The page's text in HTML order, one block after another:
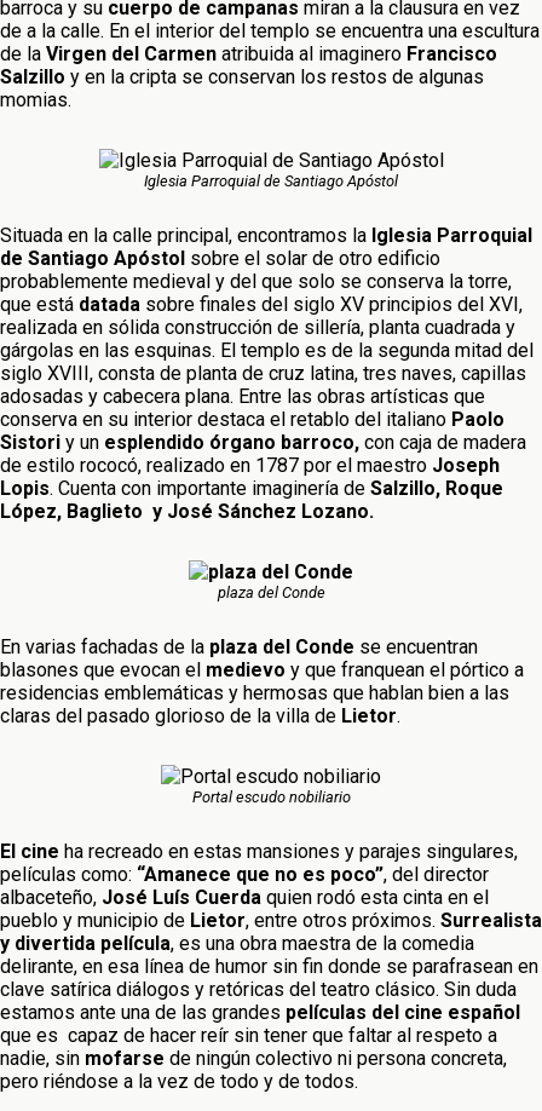
barroca y su cuerpo de campanas miran a la clausura en vez
de a la calle. En el interior del templo se encuentra una escultura
de la Virgen del Carmen atribuida al imaginero Francisco
Salzillo y en la cripta se conservan los restos de algunas
momias.
Iglesia Parroquial de Santiago Apóstol
Situada en la calle principal, encontramos la Iglesia Parroquial
de Santiago Apóstol sobre el solar de otro edificio
probablemente medieval y del que solo se conserva la torre,
que está datada sobre finales del siglo XV principios del XVI,
realizada en sólida construcción de sillería, planta cuadrada y
gárgolas en las esquinas. El templo es de la segunda mitad del
siglo XVIII, consta de planta de cruz latina, tres naves, capillas
adosadas y cabecera plana. Entre las obras artísticas que
conserva en su interior destaca el retablo del italiano Paolo
Sistori y un esplendido órgano barroco, con caja de madera
de estilo rococó, realizado en 1787 por el maestro Joseph
Lopis. Cuenta con importante imaginería de Salzillo, Roque
López, Baglieto y José Sánchez Lozano.
plaza del Conde
En varias fachadas de la plaza del Conde se encuentran
blasones que evocan el medievo y que franquean el pórtico a
residencias emblemáticas y hermosas que hablan bien a las
claras del pasado glorioso de la villa de Lietor.
Portal escudo nobiliario
El cine ha recreado en estas mansiones y parajes singulares,
películas como: “Amanece que no es poco”, del director
albaceteño, José Luís Cuerda quien rodó esta cinta en el
pueblo y municipio de Lietor, entre otros próximos. Surrealista
y divertida película, es una obra maestra de la comedia
delirante, en esa línea de humor sin fin donde se parafrasean en
clave satírica diálogos y retóricas del teatro clásico. Sin duda
estamos ante una de las grandes películas del cine español
que es capaz de hacer reír sin tener que faltar al respeto a
nadie, sin mofarse de ningún colectivo ni persona concreta,
pero riéndose a la vez de todo y de todos.